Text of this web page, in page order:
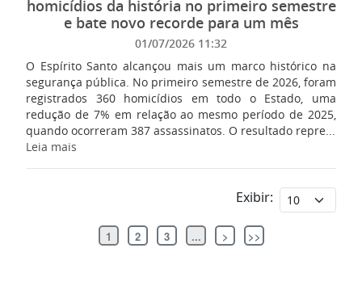
homicídios da história no primeiro semestre
e bate novo recorde para um mês
01/07/2026 11:32
O Espírito Santo alcançou mais um marco histórico na
segurança pública. No primeiro semestre de 2026, foram
registrados 360 homicídios em todo o Estado, uma
redução de 7% em relação ao mesmo período de 2025,
quando ocorreram 387 assassinatos. O resultado repre...
Leia mais
Exibir:
1 2 3 ... > >>